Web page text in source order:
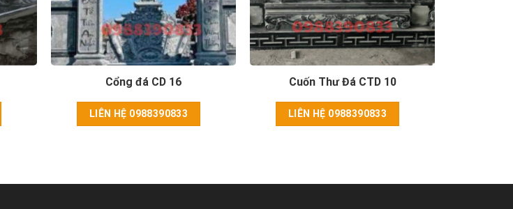
Cổng đá CD 16
LIÊN HỆ 0988390833
Cuốn Thư Đá CTD 10
LIÊN HỆ 0988390833